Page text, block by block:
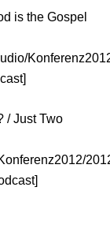
is the Gospel
/ Just Two